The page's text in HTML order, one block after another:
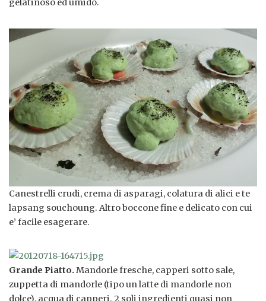
gelatinoso ed umido.
Canestrelli crudi, crema di asparagi, colatura di alici e te
lapsang souchoung. Altro boccone fine e delicato con cui
e’ facile esagerare.
Grande Piatto. Mandorle fresche, capperi sotto sale,
zuppetta di mandorle (tipo un latte di mandorle non
dolce), acqua di capperi. 2 soli ingredienti quasi non